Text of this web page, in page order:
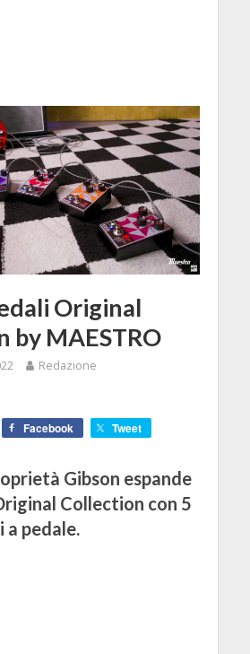
Original
by MAESTRO
Redazione
Facebook Tweet
Gibson espande
Collection con 5
pedale.